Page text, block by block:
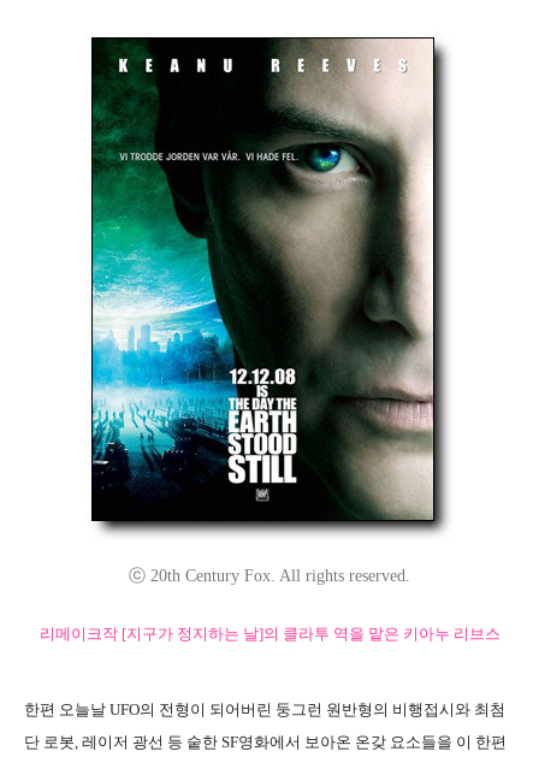
ⓒ 20th Century Fox. All rights reserved.
리메이크작 [지구가 정지하는 날]의 클라투 역을 맡은 키아누 리브스
한편 오늘날 UFO의 전형이 되어버린 둥그런 원반형의 비행접시와 최첨
단 로봇, 레이저 광선 등 숱한 SF영화에서 보아온 온갖 요소들을 이 한편